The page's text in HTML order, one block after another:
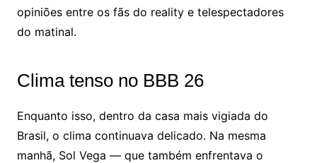
opiniões entre os fãs do reality e telespectadores
do matinal.
Clima tenso no BBB 26
Enquanto isso, dentro da casa mais vigiada do
Brasil, o clima continuava delicado. Na mesma
manhã, Sol Vega — que também enfrentava o